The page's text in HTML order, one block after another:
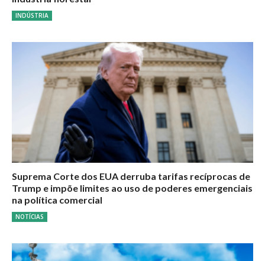
INDÚSTRIA
Suprema Corte dos EUA derruba tarifas recíprocas de
Trump e impõe limites ao uso de poderes emergenciais
na política comercial
NOTÍCIAS